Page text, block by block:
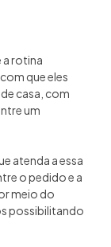
a rotina
que eles
casa, com
um
atenda a essa
o pedido e a
meio do
possibilitando